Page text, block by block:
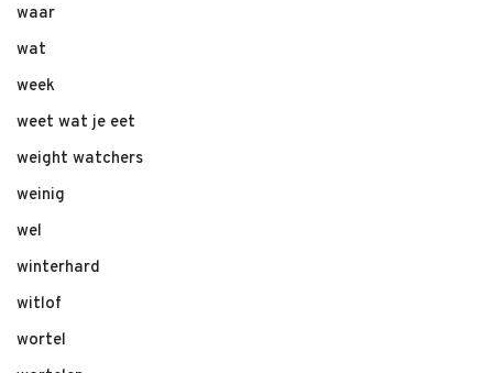
waar
wat
week
weet wat je eet
weight watchers
weinig
wel
winterhard
witlof
wortel